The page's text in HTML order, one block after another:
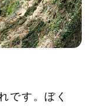
です。ぼく